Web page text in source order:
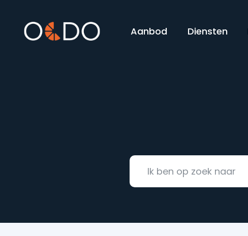
Aanbod Diensten